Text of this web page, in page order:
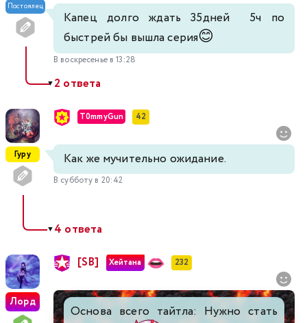
Постоялец
Капец долго ждать 35дней 5ч по
быстрей бы вышла серия😊
В воскресенье в 13:28
▼2 ответа
Гуру
T0mmyGun 42
Как же мучительно ожидание.
В субботу в 20:42
▼4 ответа
Лорд
[SB] Хейтана 232
Основа всего тайтла: Нужно стать